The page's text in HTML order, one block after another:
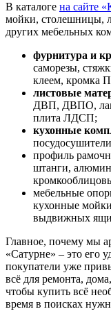
В каталоге на сайте
мойки, столешницы,
других мебельных
фурнитура и
саморезы,
клеем, кромка
листовые
ДВП, ДВПО,
плита ЛДСП;
кухонные
профиль
штанги,
мебельные
кухонные
выдвижных
Главное, почему мы
«Сатурне» – это его
покупатели уже
всё для ремонта,
чтобы купить всё
время в поисках